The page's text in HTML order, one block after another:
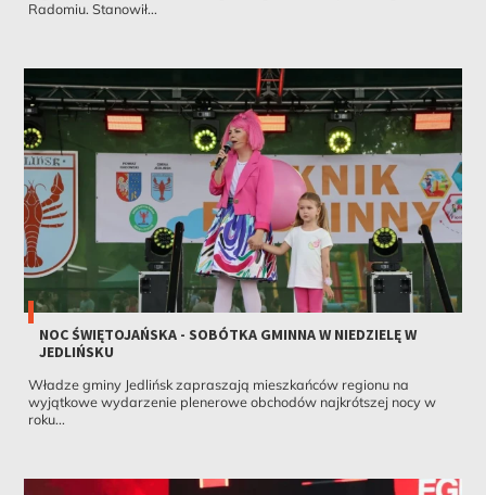
Radomiu. Stanowił...
NOC ŚWIĘTOJAŃSKA - SOBÓTKA GMINNA W NIEDZIELĘ W
JEDLIŃSKU
Władze gminy Jedlińsk zapraszają mieszkańców regionu na
wyjątkowe wydarzenie plenerowe obchodów najkrótszej nocy w
roku...